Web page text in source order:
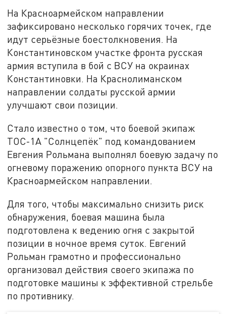
На Красноармейском направлении
зафиксировано несколько горячих точек, где
идут серьёзные боестолкновения. На
Константиновском участке фронта русская
армия вступила в бой с ВСУ на окраинах
Константиновки. На Краснолиманском
направлении солдаты русской армии
улучшают свои позиции.
Стало известно о том, что боевой экипаж
ТОС-1А "Солнцепёк" под командованием
Евгения Рольмана выполнял боевую задачу по
огневому поражению опорного пункта ВСУ на
Красноармейском направлении.
Для того, чтобы максимально снизить риск
обнаружения, боевая машина была
подготовлена к ведению огня с закрытой
позиции в ночное время суток. Евгений
Рольман грамотно и профессионально
организовал действия своего экипажа по
подготовке машины к эффективной стрельбе
по противнику.